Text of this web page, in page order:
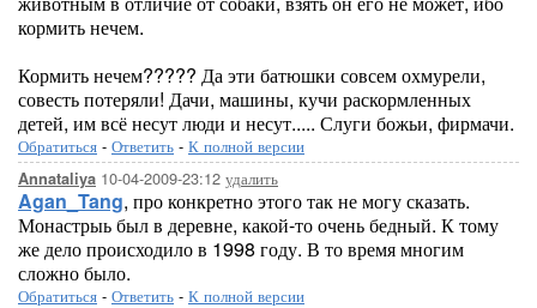
кормить нечем.
Кормить нечем????? Да эти батюшки совсем охмурели,
совесть потеряли! Дачи, машины, кучи раскормленных
детей, им всё несут люди и несут..... Слуги божьи, фирмачи.
Обратиться - Ответить - К полной версии
Annataliya 10-04-2009-23:12 удалить
Agan_Tang, про конкретно этого так не могу сказать.
Монастрыь был в деревне, какой-то очень бедный. К тому
же дело происходило в 1998 году. В то время многим
сложно было.
Обратиться - Ответить - К полной версии